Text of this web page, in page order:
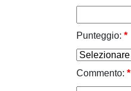
Punteggio: *
Commento: *